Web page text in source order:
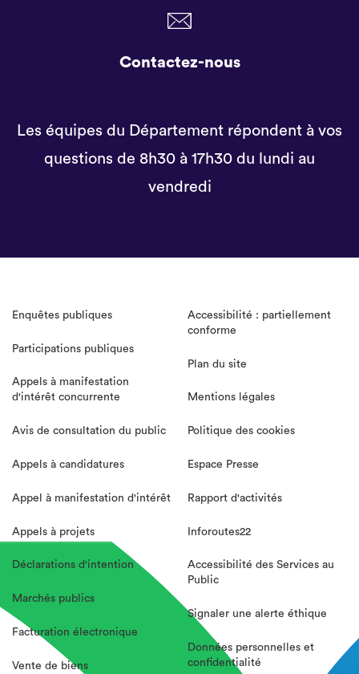
Contactez-nous
Les équipes du Département répondent à vos
questions de 8h30 à 17h30 du lundi au
vendredi
Enquêtes publiques
Participations publiques
Appels à manifestation
d'intérêt concurrente
Avis de consultation du public
Appels à candidatures
Appel à manifestation d'intérêt
Appels à projets
Déclarations d'intention
Marchés publics
Facturation électronique
Vente de biens
Accessibilité : partiellement
conforme
Plan du site
Mentions légales
Politique des cookies
Espace Presse
Rapport d'activités
Inforoutes22
Accessibilité des Services au
Public
Signaler une alerte éthique
Données personnelles et
confidentialité